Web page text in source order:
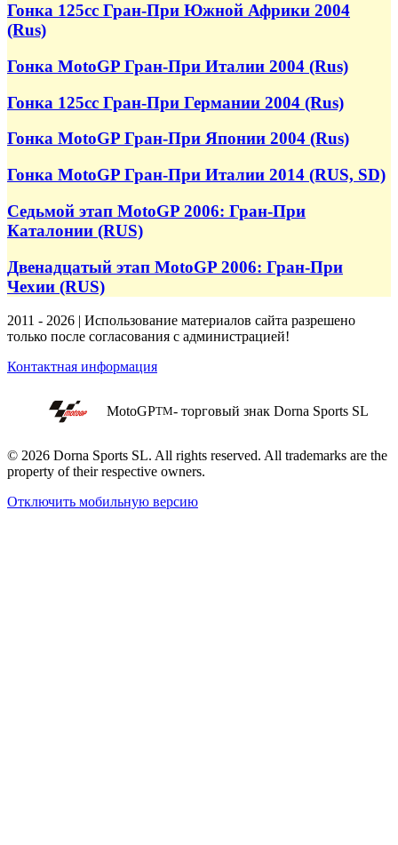
Гонка 125cc Гран-При Южной Африки 2004
(Rus)
Гонка MotoGP Гран-При Италии 2004 (Rus)
Гонка 125cc Гран-При Германии 2004 (Rus)
Гонка MotoGP Гран-При Японии 2004 (Rus)
Гонка MotoGP Гран-При Италии 2014 (RUS, SD)
Седьмой этап MotoGP 2006: Гран-При
Каталонии (RUS)
Двенадцатый этап MotoGP 2006: Гран-При
Чехии (RUS)
2011 - 2026 | Использование материалов сайта разрешено
только после согласования с администрацией!
Контактная информация
MotoGPTM- торговый знак Dorna Sports SL
© 2026 Dorna Sports SL. All rights reserved. All trademarks are the
property of their respective owners.
Отключить мобильную версию